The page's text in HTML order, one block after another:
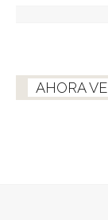
AHORA VE